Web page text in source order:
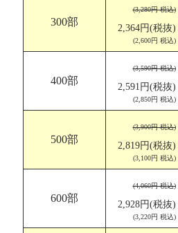
300部
(3,280円 税込)
2,364円(税抜)
(2,600円 税込)
400部
(3,590円 税込)
2,591円(税抜)
(2,850円 税込)
500部
(3,900円 税込)
2,819円(税抜)
(3,100円 税込)
600部
(4,060円 税込)
2,928円(税抜)
(3,220円 税込)